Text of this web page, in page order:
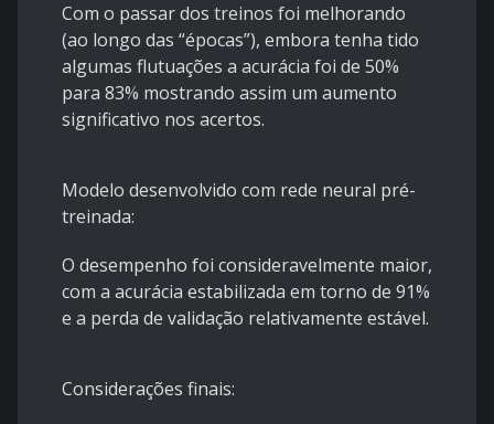
Com o passar dos treinos foi melhorando
(ao longo das “épocas”), embora tenha tido
algumas flutuações a acurácia foi de 50%
para 83% mostrando assim um aumento
significativo nos acertos.
Modelo desenvolvido com rede neural pré-
treinada:
O desempenho foi consideravelmente maior,
com a acurácia estabilizada em torno de 91%
e a perda de validação relativamente estável.
Considerações finais: